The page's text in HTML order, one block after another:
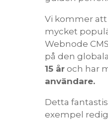
Vi kommer
mycket
Webnode
på den
15 åroch har
användare.
Detta
exempel